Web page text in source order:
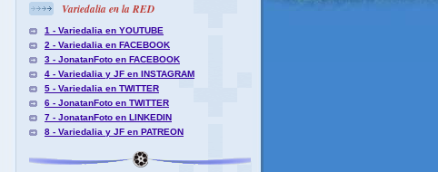
Variedalia en la RED
1 - Variedalia en YOUTUBE
2 - Variedalia en FACEBOOK
3 - JonatanFoto en FACEBOOK
4 - Variedalia y JF en INSTAGRAM
5 - Variedalia en TWITTER
6 - JonatanFoto en TWITTER
7 - JonatanFoto en LINKEDIN
8 - Variedalia y JF en PATREON